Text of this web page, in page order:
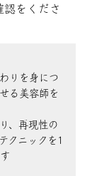
をくださ
りを身につ
る美容師を
、再現性の
クニックを1